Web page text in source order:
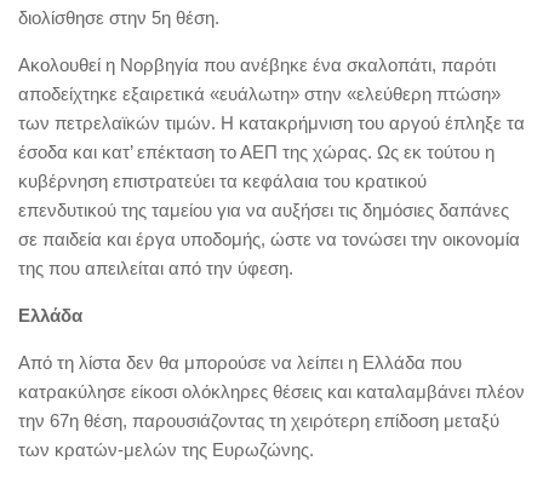
διολίσθησε στην 5η θέση.
Ακολουθεί η Νορβηγία που ανέβηκε ένα σκαλοπάτι, παρότι
αποδείχτηκε εξαιρετικά «ευάλωτη» στην «ελεύθερη πτώση»
των πετρελαϊκών τιμών. Η κατακρήμνιση του αργού έπληξε τα
έσοδα και κατ’ επέκταση το ΑΕΠ της χώρας. Ως εκ τούτου η
κυβέρνηση επιστρατεύει τα κεφάλαια του κρατικού
επενδυτικού της ταμείου για να αυξήσει τις δημόσιες δαπάνες
σε παιδεία και έργα υποδομής, ώστε να τονώσει την οικονομία
της που απειλείται από την ύφεση.
Ελλάδα
Από τη λίστα δεν θα μπορούσε να λείπει η Ελλάδα που
κατρακύλησε είκοσι ολόκληρες θέσεις και καταλαμβάνει πλέον
την 67η θέση, παρουσιάζοντας τη χειρότερη επίδοση μεταξύ
των κρατών-μελών της Ευρωζώνης.